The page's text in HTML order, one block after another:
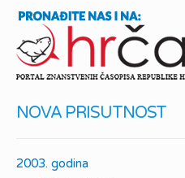
NOVA PRISUTNOST
2003. godina